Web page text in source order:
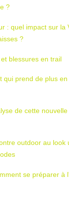
?
: quel impact sur la
?
blessures en trail
qui prend de plus
de cette nouvelle
outdoor au look
se préparer à